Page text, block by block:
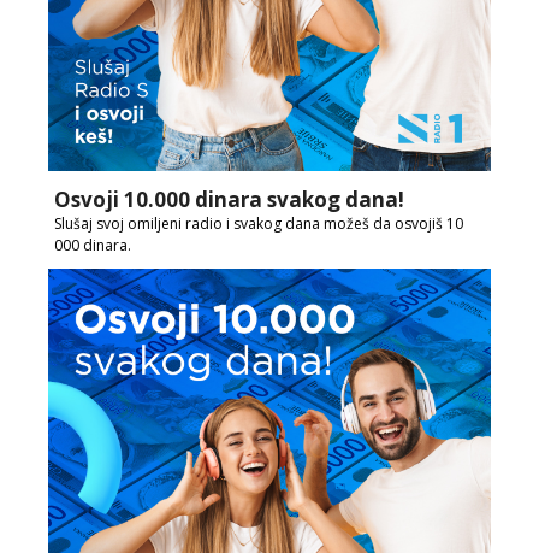
Osvoji 10.000 dinara svakog dana!
Slušaj svoj omiljeni radio i svakog dana možeš da osvojiš 10
000 dinara.